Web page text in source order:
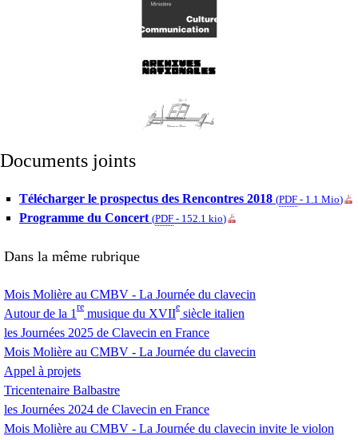
Documents joints
Télécharger le prospectus des Rencontres 2018 (PDF - 1.1 Mio)
Programme du Concert (PDF - 152.1 kio)
Dans la même rubrique
Mois Molière au CMBV - La Journée du clavecin
Autour de la 1
re
musique du XVII
e
siècle italien
les Journées 2025 de Clavecin en France
Mois Molière au CMBV - La Journée du clavecin
Appel à projets
Tricentenaire Balbastre
les Journées 2024 de Clavecin en France
Mois Molière au CMBV - La Journée du clavecin invite le violon